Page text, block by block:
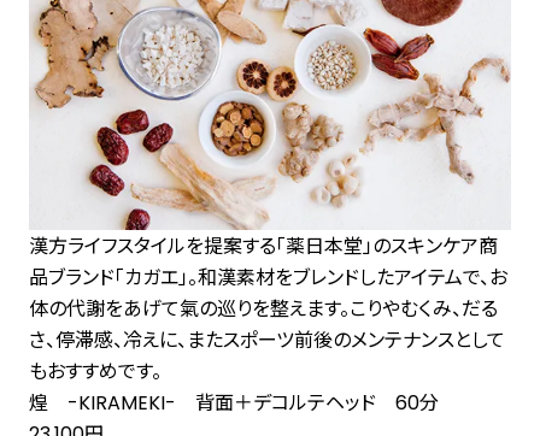
漢方ライフスタイルを提案する「薬日本堂」のスキンケア商
品ブランド「カガエ」。和漢素材をブレンドしたアイテムで、お
体の代謝をあげて氣の巡りを整えます。こりやむくみ、だる
さ、停滞感、冷えに、またスポーツ前後のメンテナンスとして
もおすすめです。
煌 -KIRAMEKI- 背面＋デコルテヘッド 60分